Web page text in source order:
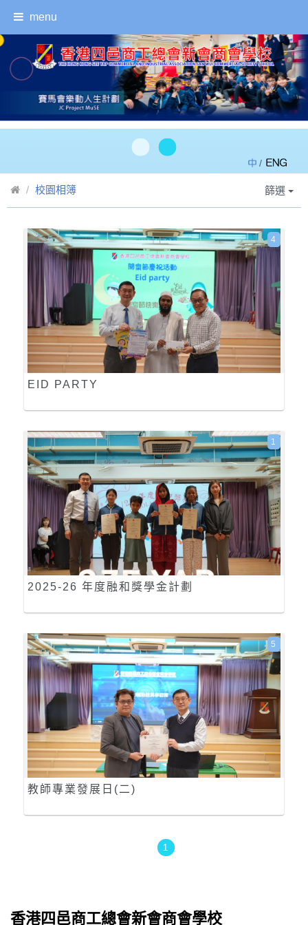
menu
/
校園相簿 篩選
EID PARTY
4
2025-26 年度融和獎學金計劃
1
教師專業發展日(二)
5
1
香港四邑商工總會新會商會學校